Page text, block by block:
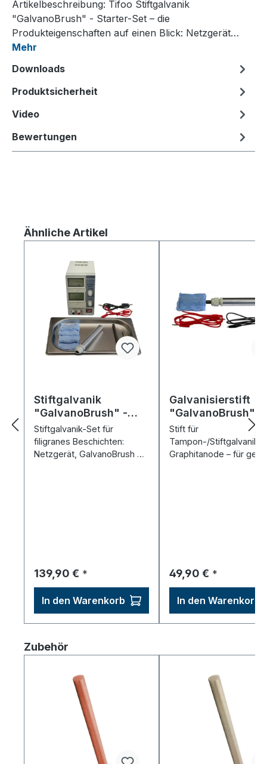
Artikelbeschreibung: Tifoo Stiftgalvanik
"GalvanoBrush" - Starter-Set – die
Produkteigenschaften auf einen Blick: Netzgerät…
Mehr
Downloads
Produktsicherheit
Video
Bewertungen
Produktgalerie überspringen
Ähnliche Artikel
Stiftgalvanik
"GalvanoBrush" -
Basic-Set
Stiftgalvanik-Set für
filigranes Beschichten:
Netzgerät, GalvanoBrush &
Regulärer Preis:
139,90 € *
In den Warenkorb
Galvanisierstift
"GalvanoBrush"
Stift für
Tampon-/Stiftgalvanik
Graphitanode – für
Regulärer Preis:
49,90 € *
In den Warenkorb
Produktgalerie überspringen
Zubehör